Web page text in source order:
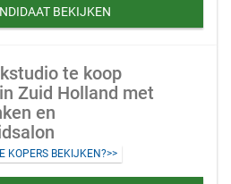
BEKIJKEN
te koop
Zuid Holland met
en
KOPERS BEKIJKEN?>>